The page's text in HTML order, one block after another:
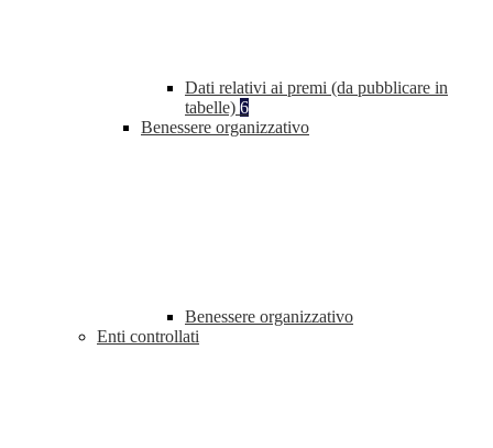
Dati relativi ai premi (da pubblicare in
tabelle) 6
Benessere organizzativo
Benessere organizzativo
Enti controllati